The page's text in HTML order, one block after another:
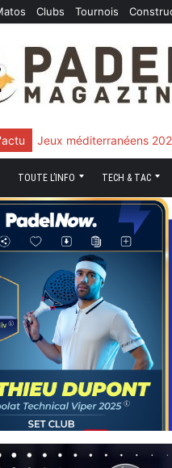
Clubs Tournois
Chingotto, ciblé tout le
TOUTE L’INFO
6 Août
TECH & TAC
10 Juin